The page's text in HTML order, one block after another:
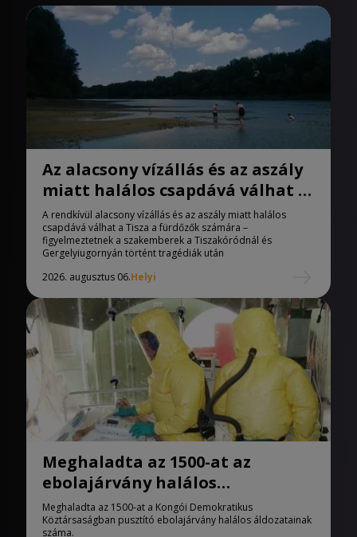
Az alacsony vízállás és az aszály
miatt halálos csapdává válhat a
Tisza
A rendkívül alacsony vízállás és az aszály miatt halálos
csapdává válhat a Tisza a fürdőzők számára –
figyelmeztetnek a szakemberek a Tiszakóródnál és
Gergelyiugornyán történt tragédiák után
2026. augusztus 06.Helyi
Meghaladta az 1500-at az
ebolajárvány halálos
áldozatainak száma
Meghaladta az 1500-at a Kongói Demokratikus
Köztársaságban pusztító ebolajárvány halálos áldozatainak
száma.